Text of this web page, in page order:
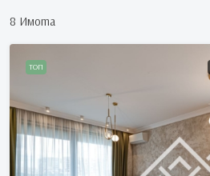
8 Имотa
ТОП